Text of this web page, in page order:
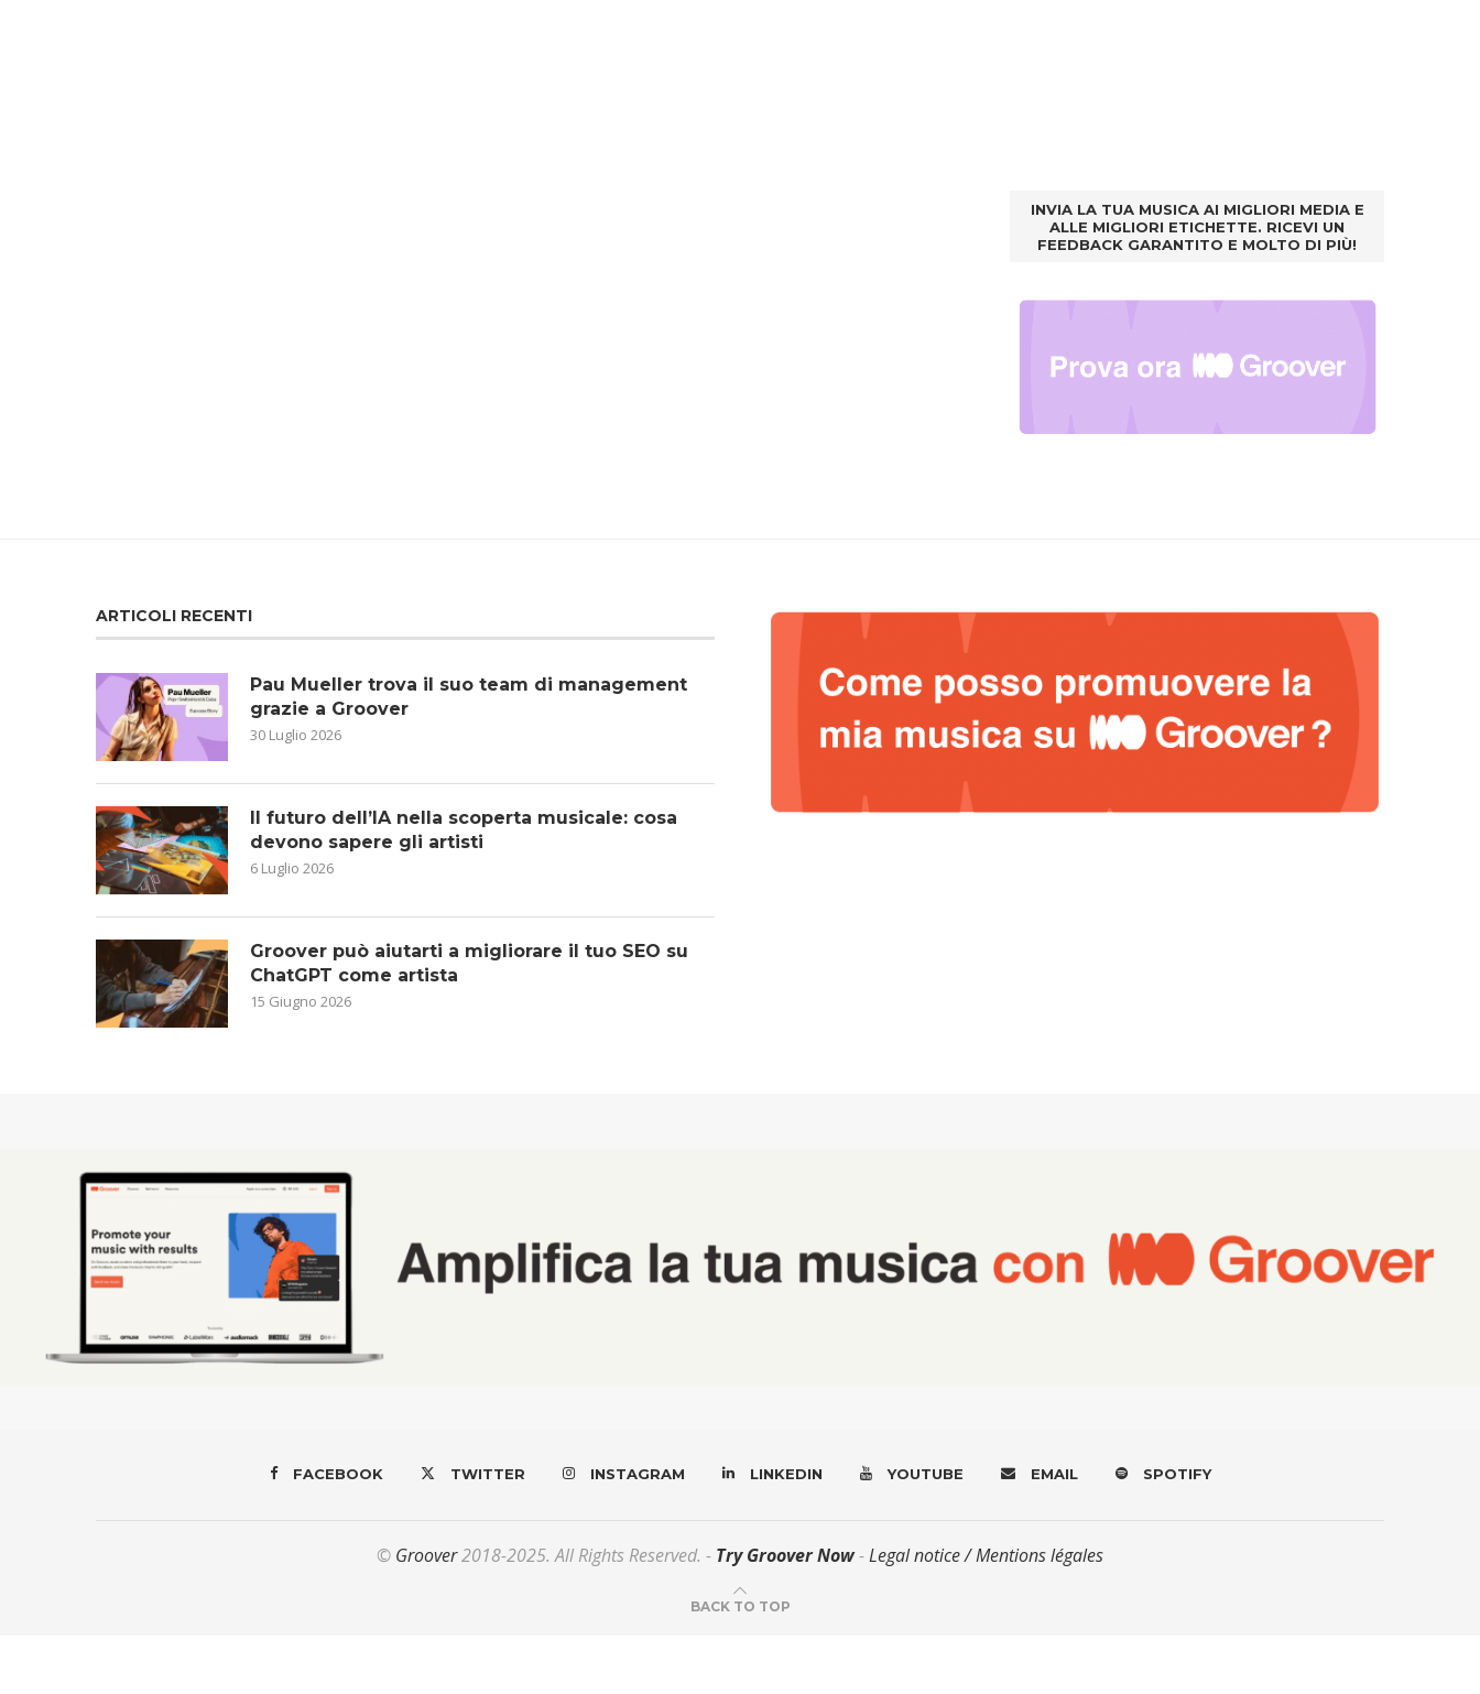
INVIA LA TUA MUSICA AI MIGLIORI MEDIA E
ALLE MIGLIORI ETICHETTE. RICEVI UN
FEEDBACK GARANTITO E MOLTO DI PIÙ!
ARTICOLI RECENTI
Pau Mueller trova il suo team di management
grazie a Groover
30 Luglio 2026
Il futuro dell’IA nella scoperta musicale: cosa
devono sapere gli artisti
6 Luglio 2026
Groover può aiutarti a migliorare il tuo SEO su
ChatGPT come artista
15 Giugno 2026
FACEBOOK TWITTER INSTAGRAM LINKEDIN YOUTUBE EMAIL SPOTIFY
© Groover2018-2025. All Rights Reserved. - Try Groover Now-Legal notice / Mentions légales
BACK TO TOP